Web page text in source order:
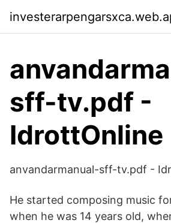
sff-tv.pdf -
IdrottOnline
anvandarmanual-sff-tv.pdf -
He started composing music
when he was 14 years old,